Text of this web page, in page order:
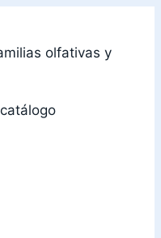
olfativas y